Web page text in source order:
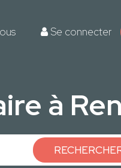
Se connecter
à